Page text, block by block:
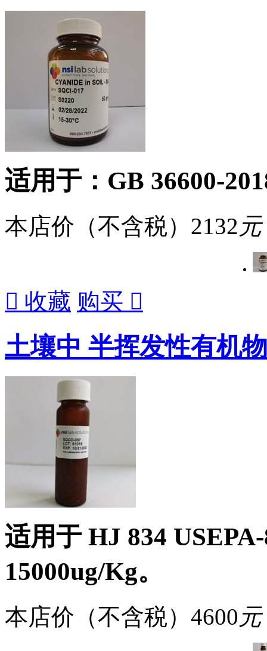
适用于：GB 36600-
本店价（不含税） 2132 元
 收藏 购买 
土壤中 半挥发性有机
适用于 HJ 834
15000ug/Kg。
本店价（不含税） 4600 元